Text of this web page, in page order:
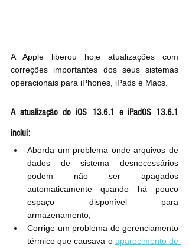
A Apple liberou hoje atualizações com
correções importantes dos seus sistemas
operacionais para iPhones, iPads e Macs.
A atualização do iOS 13.6.1 e iPadOS 13.6.1
inclui:
Aborda um problema onde arquivos de
dados de sistema desnecessários
podem não ser apagados
automaticamente quando há pouco
espaço disponível para
armazenamento;
Corrige um problema de gerenciamento
térmico que causava o aparecimento de